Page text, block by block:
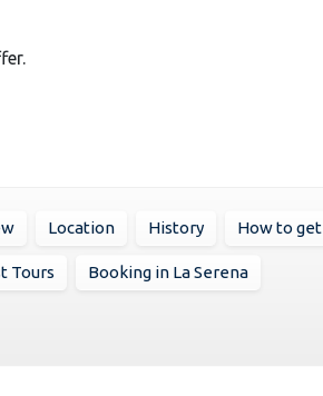
Location History How to get
Tours Booking in La Serena